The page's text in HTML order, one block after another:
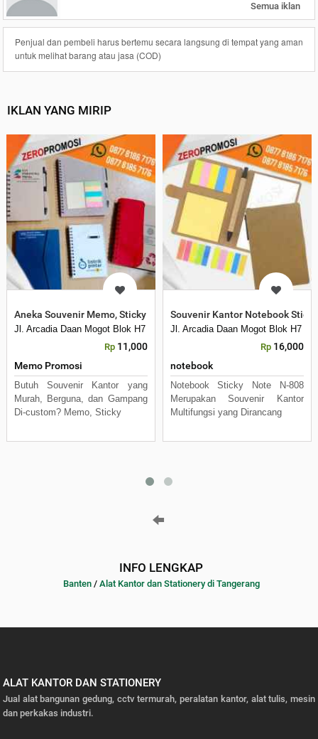
Semua iklan
Penjual dan pembeli harus bertemu secara langsung di tempat yang aman
untuk melihat barang atau jasa (COD)
IKLAN YANG MIRIP
Aneka Souvenir Memo, Sticky Note dan Agenda Custom Logo Term
Jl. Arcadia Daan Mogot Blok H7 No 16 Daan Mogot Km 21. Kecamatan
Rp 11,000
Memo Promosi
Butuh Souvenir Kantor yang
Murah, Berguna, dan Gampang
Di-custom? Memo, Sticky
Souvenir Kantor Notebook
Jl. Arcadia Daan Mogot Blok H7
Rp 16,000
notebook
Notebook Sticky Note N-808
Merupakan Souvenir Kantor
Multifungsi yang Dirancang
INFO LENGKAP
Banten/ Alat Kantor dan Stationery di Tangerang
ALAT KANTOR DAN STATIONERY
Jual alat bangunan gedung, cctv termurah, peralatan kantor, alat tulis, mesin
dan perkakas industri.